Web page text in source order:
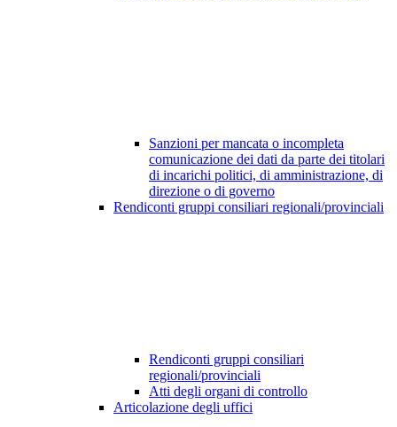
Sanzioni per mancata o incompleta
comunicazione dei dati da parte dei titolari
di incarichi politici, di amministrazione, di
direzione o di governo
Rendiconti gruppi consiliari regionali/provinciali
Rendiconti gruppi consiliari
regionali/provinciali
Atti degli organi di controllo
Articolazione degli uffici